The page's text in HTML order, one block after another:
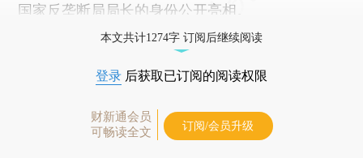
国家反垄断局局长的身份公开亮相。
本文共计1274字 订阅后继续阅读
登录 后获取已订阅的阅读权限
财新通会员
可畅读全文
订阅/会员升级